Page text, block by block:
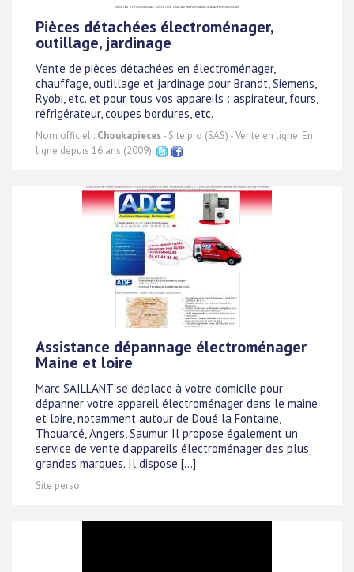
Pièces détachées électroménager,
outillage, jardinage
Vente de pièces détachées en électroménager,
chauffage, outillage et jardinage pour Brandt, Siemens,
Ryobi, etc. et pour tous vos appareils : aspirateur, fours,
réfrigérateur, coupes bordures, etc.
Nom officiel : Choukapieces- Site pro (SAS) - Vente en ligne. En
ligne depuis 16 ans (2009).
Assistance dépannage électroménager
Maine et loire
Marc SAILLANT se déplace à votre domicile pour
dépanner votre appareil électroménager dans le maine
et loire, notamment autour de Doué la Fontaine,
Thouarcé, Angers, Saumur. Il propose également un
service de vente d'appareils électroménager des plus
grandes marques. Il dispose [...]
Site perso